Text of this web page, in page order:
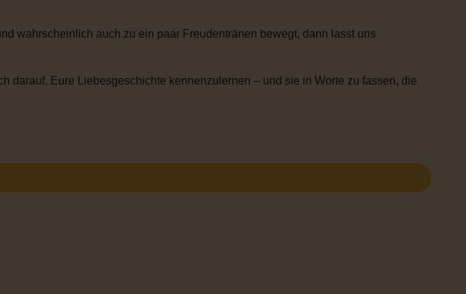
wahrscheinlich auch zu ein paar Freudentränen bewegt, dann lasst uns
darauf, Eure Liebesgeschichte kennenzulernen – und sie in Worte zu fassen, die